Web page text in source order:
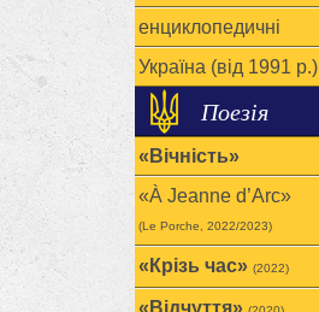
енциклопедичні
Україна (від 1991 р.)
Поезія
«Вічність»
«À Jeanne d’Arc»
(Le Porche, 2022/2023)
«Крізь час» (2022)
«Відчуття»